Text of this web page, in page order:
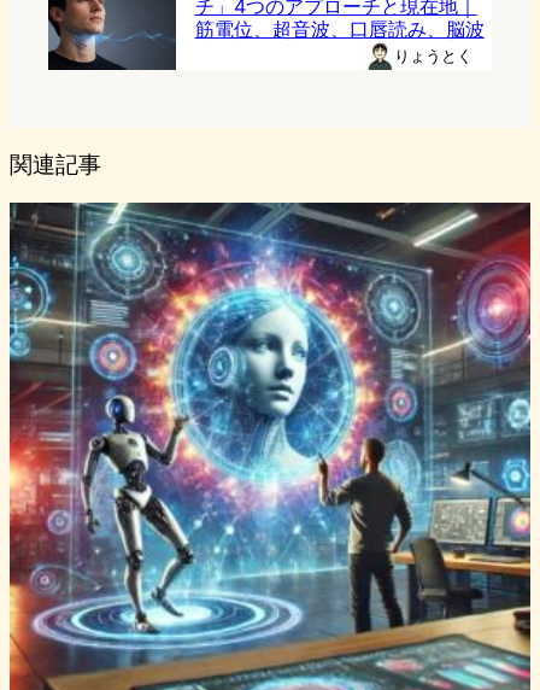
チ」4つのアプローチと現在地｜
筋電位、超音波、口唇読み、脳波
りょうとく
関連記事